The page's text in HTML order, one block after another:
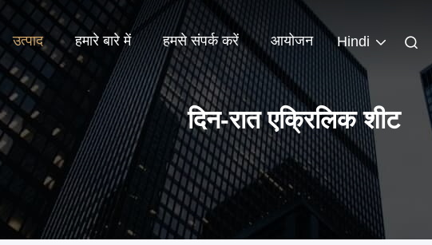
उत्पाद हमारे बारे में हमसे संपर्क करें आयोजन Hindi
दिन-रात एक्रिलिक शीट